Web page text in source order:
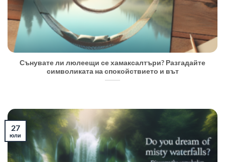
Сънувате ли люлеещи се хамаксалтъри? Разгадайте
символиката на спокойствието и вът
27
юли